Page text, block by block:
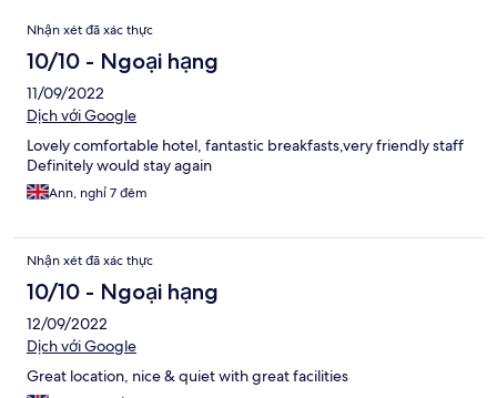
Nhận
xét
Nhận xét đã xác thực
10/10 - Ngoại hạng
11/09/2022
Dịch với Google
Lovely comfortable hotel, fantastic breakfasts,very friendly staff
Definitely would stay again
Ann, nghỉ 7 đêm
Nhận xét đã xác thực
10/10 - Ngoại hạng
12/09/2022
Dịch với Google
Great location, nice & quiet with great facilities